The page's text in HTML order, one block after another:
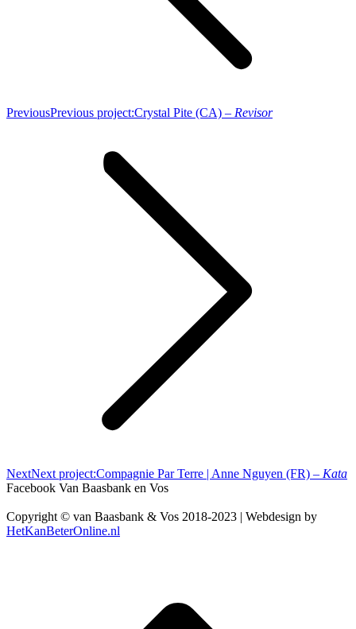
PreviousPrevious project:Crystal Pite (CA) – Revisor
NextNext project:Compagnie Par Terre | Anne Nguyen (FR) – Kata
Facebook Van Baasbank en Vos
Copyright © van Baasbank & Vos 2018-2023 | Webdesign by
HetKanBeterOnline.nl